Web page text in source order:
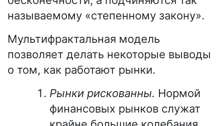
называемому «степенному закону».
Мультифрактальная модель
позволяет делать некоторые выводы
о том, как работают рынки.
Рынки рискованны. Нормой
финансовых рынков служат